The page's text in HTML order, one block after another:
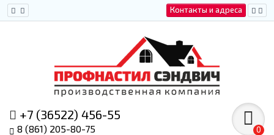
Контакты и адреса
+7 (36522) 456-55
8 (861) 205-80-75
0